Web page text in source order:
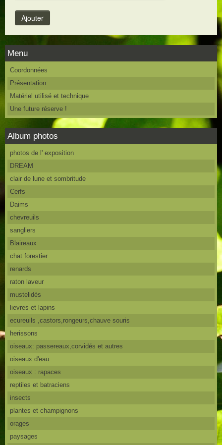
Menu
Coordonnées
Présentation
Matériel utilisé et technique
Une future réserve !
Album photos
photos de l' exposition
DREAM
clair de lune et sombritude
Cerfs
Daims
chevreuils
sangliers
Blaireaux
chat forestier
renards
raton laveur
mustelidés
lievres et lapins
ecureuils ,castors,rongeurs,chauve souris
herissons
oiseaux: passereaux,corvidés et autres
oiseaux d'eau
oiseaux : rapaces
reptiles et batraciens
insects
plantes et champignons
orages
paysages